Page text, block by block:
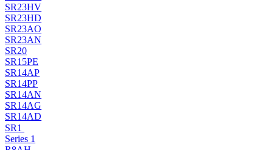
SR23HV
SR23HD
SR23AO
SR23AN
SR20
SR15PE
SR14AP
SR14PP
SR14AN
SR14AG
SR14AD
SR1
Series 1